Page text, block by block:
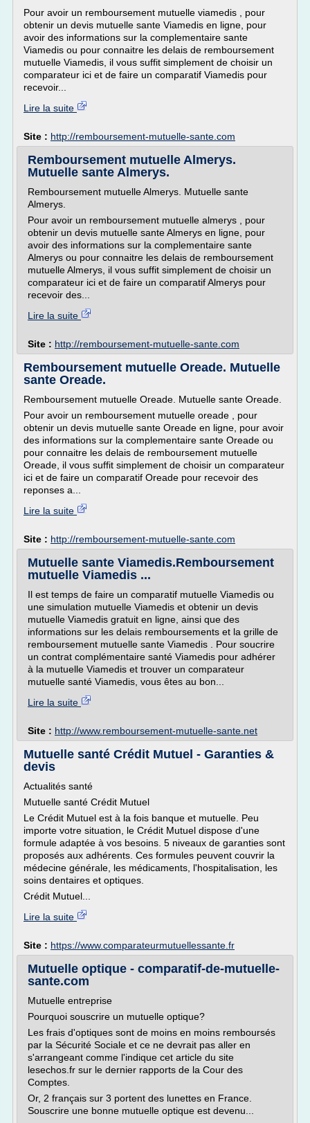
Pour avoir un remboursement mutuelle viamedis , pour
obtenir un devis mutuelle sante Viamedis en ligne, pour
avoir des informations sur la complementaire sante
Viamedis ou pour connaitre les delais de remboursement
mutuelle Viamedis, il vous suffit simplement de choisir un
comparateur ici et de faire un comparatif Viamedis pour
recevoir...
Lire la suite
Site : http://remboursement-mutuelle-sante.com
Remboursement mutuelle Almerys.
Mutuelle sante Almerys.
Remboursement mutuelle Almerys. Mutuelle sante
Almerys.
Pour avoir un remboursement mutuelle almerys , pour
obtenir un devis mutuelle sante Almerys en ligne, pour
avoir des informations sur la complementaire sante
Almerys ou pour connaitre les delais de remboursement
mutuelle Almerys, il vous suffit simplement de choisir un
comparateur ici et de faire un comparatif Almerys pour
recevoir des...
Lire la suite
Site : http://remboursement-mutuelle-sante.com
Remboursement mutuelle Oreade. Mutuelle
sante Oreade.
Remboursement mutuelle Oreade. Mutuelle sante Oreade.
Pour avoir un remboursement mutuelle oreade , pour
obtenir un devis mutuelle sante Oreade en ligne, pour avoir
des informations sur la complementaire sante Oreade ou
pour connaitre les delais de remboursement mutuelle
Oreade, il vous suffit simplement de choisir un comparateur
ici et de faire un comparatif Oreade pour recevoir des
reponses a...
Lire la suite
Site : http://remboursement-mutuelle-sante.com
Mutuelle sante Viamedis.Remboursement
mutuelle Viamedis ...
Il est temps de faire un comparatif mutuelle Viamedis ou
une simulation mutuelle Viamedis et obtenir un devis
mutuelle Viamedis gratuit en ligne, ainsi que des
informations sur les delais remboursements et la grille de
remboursement mutuelle sante Viamedis . Pour soucrire
un contrat complémentaire santé Viamedis pour adhérer
à la mutuelle Viamedis et trouver un comparateur
mutuelle santé Viamedis, vous êtes au bon...
Lire la suite
Site : http://www.remboursement-mutuelle-sante.net
Mutuelle santé Crédit Mutuel - Garanties &
devis
Actualités santé
Mutuelle santé Crédit Mutuel
Le Crédit Mutuel est à la fois banque et mutuelle. Peu
importe votre situation, le Crédit Mutuel dispose d'une
formule adaptée à vos besoins. 5 niveaux de garanties sont
proposés aux adhérents. Ces formules peuvent couvrir la
médecine générale, les médicaments, l'hospitalisation, les
soins dentaires et optiques.
Crédit Mutuel...
Lire la suite
Site : https://www.comparateurmutuellessante.fr
Mutuelle optique - comparatif-de-mutuelle-
sante.com
Mutuelle entreprise
Pourquoi souscrire un mutuelle optique?
Les frais d'optiques sont de moins en moins remboursés
par la Sécurité Sociale et ce ne devrait pas aller en
s'arrangeant comme l'indique cet article du site
lesechos.fr sur le dernier rapports de la Cour des
Comptes.
Or, 2 français sur 3 portent des lunettes en France.
Souscrire une bonne mutuelle optique est devenu...